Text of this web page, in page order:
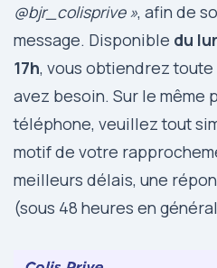
@bjr_colisprive », afin de
message. Disponible du
17h, vous obtiendrez toute
avez besoin. Sur le même
téléphone, veuillez tout
motif de votre
meilleurs délais, une
(sous 48 heures en